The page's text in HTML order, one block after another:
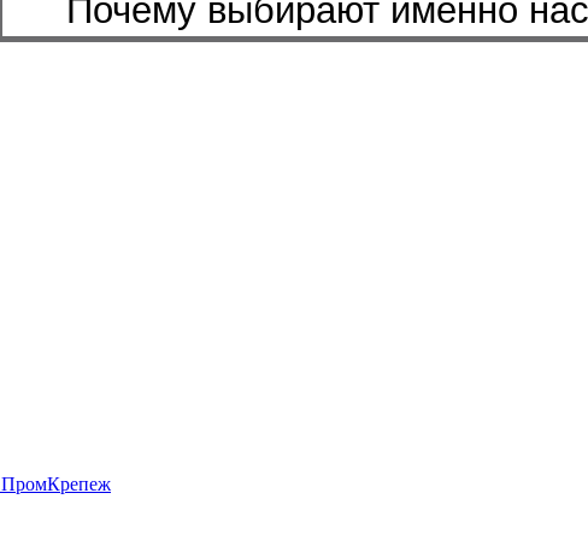
ПромКрепеж
Почему выбирают именно